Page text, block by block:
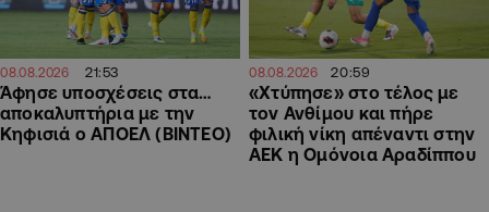
08.08.2026 21:53
Άφησε υποσχέσεις στα…
αποκαλυπτήρια με την
Κηφισιά ο ΑΠΟΕΛ (ΒΙΝΤΕΟ)
08.08.2026 20:59
«Χτύπησε» στο τέλος με
τον Ανθίμου και πήρε
φιλική νίκη απέναντι στην
ΑΕΚ η Ομόνοια Αραδίππου